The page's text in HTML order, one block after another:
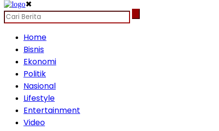
✖
Home
Bisnis
Ekonomi
Politik
Nasional
Lifestyle
Entertainment
Video